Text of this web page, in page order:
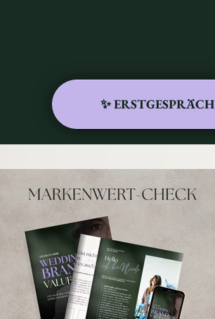
✨ ERSTGESPRÄCH